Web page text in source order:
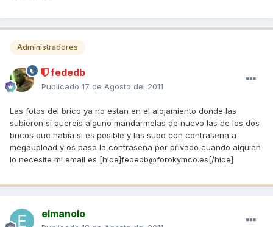
Administradores
fededb
Publicado 17 de Agosto del 2011
Las fotos del brico ya no estan en el alojamiento donde las
subieron si quereis alguno mandarmelas de nuevo las de los dos
bricos que había si es posible y las subo con contraseña a
megaupload y os paso la contraseña por privado cuando alguien
lo necesite mi email es [hide]fededb@forokymco.es[/hide]
elmanolo